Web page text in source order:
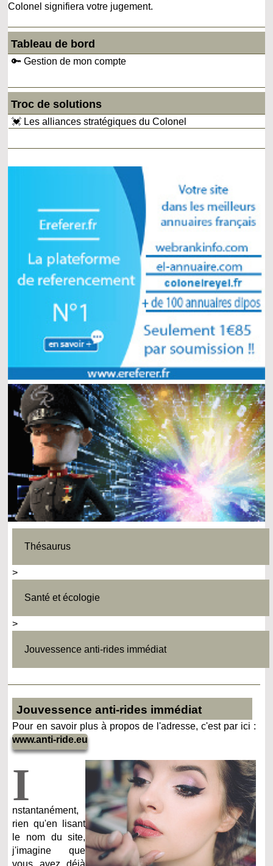
Colonel signifiera votre jugement.
Tableau de bord
🔑 Gestion de mon compte
Troc de solutions
💓 Les alliances stratégiques du Colonel
Thésaurus
>
Santé et écologie
>
Jouvessence anti-rides immédiat
Jouvessence anti-rides immédiat
Pour en savoir plus à propos de l'adresse, c'est par ici :
www.anti-ride.eu
I
nstantanément,
rien qu'en lisant
le nom du site,
j'imagine que
vous avez déjà